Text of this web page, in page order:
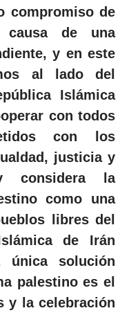
compromiso de
causa de una
y en este
al lado del
Islámica
con todos
con los
justicia y
considera la
como una
libres del
de Irán
única solución
palestino es el
y la celebración